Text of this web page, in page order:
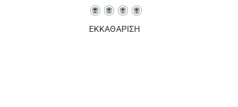
ΕΚΚΑΘΑΡΙΣΗ